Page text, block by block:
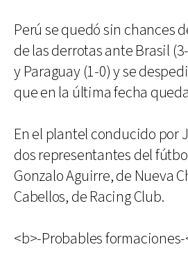
Perú se quedó sin chances
de las derrotas ante Brasil
y Paraguay (1-0) y se
que en la última fecha
En el plantel conducido por
dos representantes del
Gonzalo Aguirre, de Nueva
Cabellos, de Racing Club.
<b>-Probables